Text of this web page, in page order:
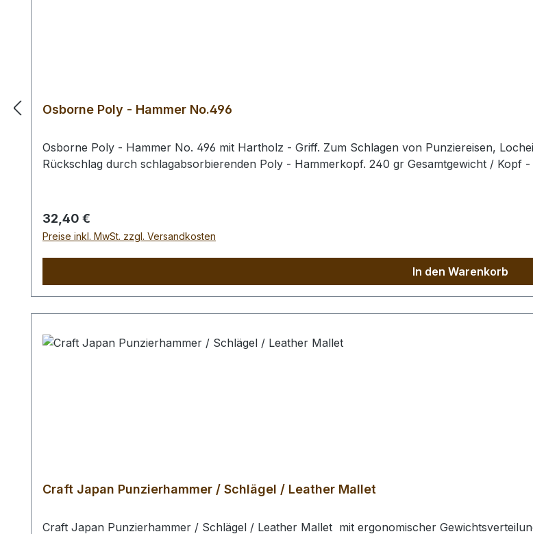
Osborne Poly - Hammer No.496
Osborne Poly - Hammer No. 496 mit Hartholz - Griff. Zum Schlagen von Punziereisen,
Rückschlag durch schlagabsorbierenden Poly - Hammerkopf. 240 gr Gesamtgewicht / Kopf
Regulärer Preis:
32,40 €
Preise inkl. MwSt. zzgl. Versandkosten
In den Warenkorb
Craft Japan Punzierhammer / Schlägel / Leather Mallet
Craft Japan Punzierhammer / Schlägel / Leather Mallet mit ergonomischer